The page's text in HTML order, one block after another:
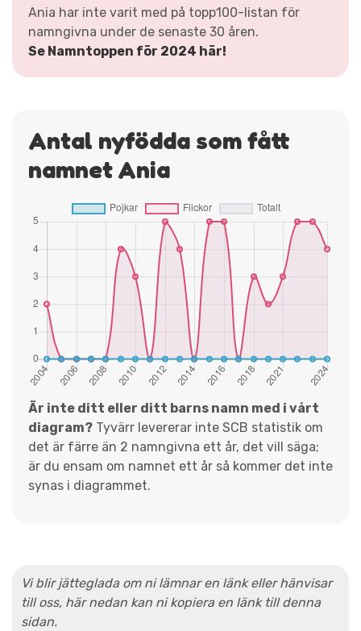
Ania har inte varit med på topp100-listan för
namngivna under de senaste 30 åren.
Se Namntoppen för 2024 här!
Antal nyfödda som fått
namnet Ania
Är inte ditt eller ditt barns namn med i vårt
diagram? Tyvärr levererar inte SCB statistik om
det är färre än 2 namngivna ett år, det vill säga;
är du ensam om namnet ett år så kommer det inte
synas i diagrammet.
Vi blir jätteglada om ni lämnar en länk eller hänvisar
till oss, här nedan kan ni kopiera en länk till denna
sidan.